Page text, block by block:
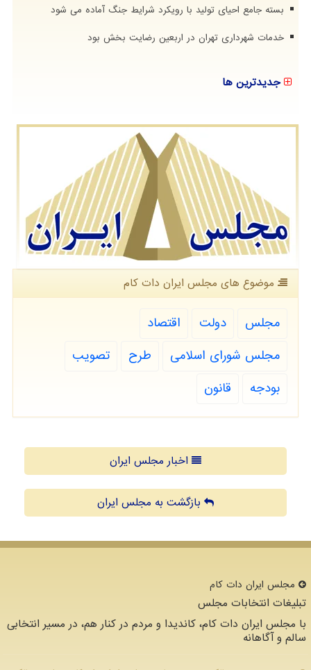
بسته جامع احیای تولید با رویکرد شرایط جنگ آماده می شود
خدمات شهرداری تهران در اربعین رضایت بخش بود
جدیدترین ها
موضوع های مجلس ایران دات كام
مجلس دولت
اقتصاد
مجلس شورای اسلامی
طرح
تصویب
بودجه
قانون
اخبار مجلس ایران
بازگشت به مجلس ایران
مجلس ایران دات كام
تبلیغات انتخابات مجلس
با مجلس ایران دات کام، کاندیدا و مردم در کنار هم، در مسیر انتخابی
سالم و آگاهانه